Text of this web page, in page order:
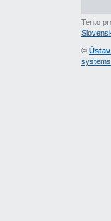
Tento
©
systems.